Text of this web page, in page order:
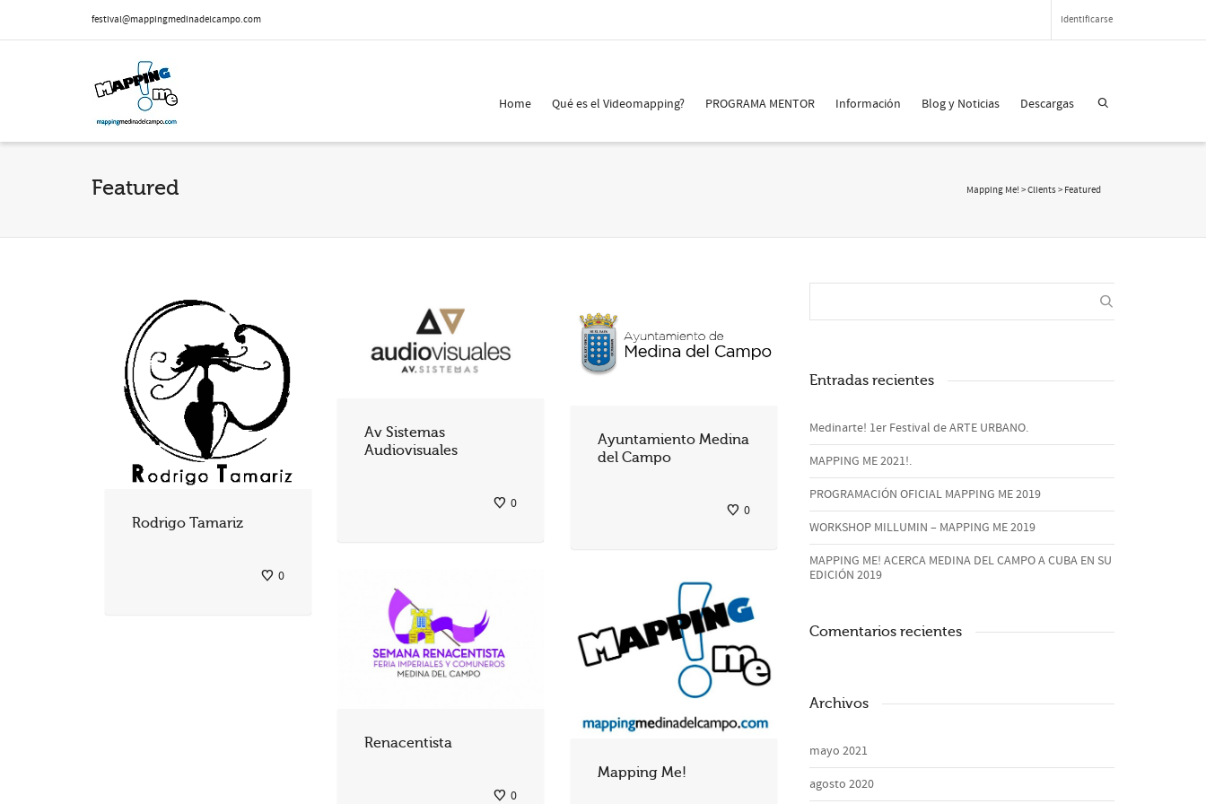
festival@mappingmedinadelcampo.com Identificarse
Home Qué es el Videomapping? PROGRAMA MENTOR Información Blog y Noticias Descargas
Featured Mapping Me! >Clients> Featured
Rodrigo Tamariz
0
Av Sistemas
Audiovisuales
0
Ayuntamiento Medina
del Campo
0
Renacentista
0
Mapping Me!
Entradas recientes
Medinarte! 1er Festival de ARTE URBANO.
MAPPING ME 2021!.
PROGRAMACIÓN OFICIAL MAPPING ME 2019
WORKSHOP MILLUMIN – MAPPING ME 2019
MAPPING ME! ACERCA MEDINA DEL CAMPO A CUBA EN SU
EDICIÓN 2019
Comentarios recientes
Archivos
mayo 2021
agosto 2020